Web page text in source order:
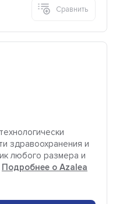
Сравнить
здравоохранения и
любого размера и
Подробнее о Azalea